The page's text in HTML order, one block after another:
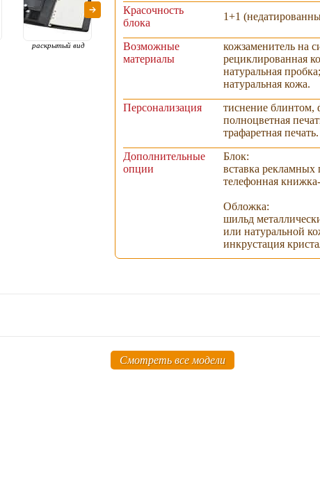
раскрытый вид
зарядка мобильного
беспроводное
устройство
Красочность
блока
1+1
Возможные
материалы
кожзаменитель на
рециклированная
натуральная пробка;
натуральная кожа.
Персонализация
тиснение блинтом,
полноцветная
трафаретная печать.
Дополнительные
опции
Блок:
вставка рекламных
телефонная
Обложка:
шильд
или натуральной
инкрустация
Смотреть все модели